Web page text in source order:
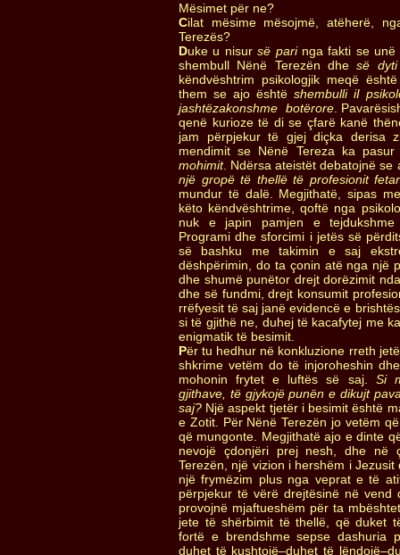
Mësimet për ne?
Cilat mësime mësojmë, atëherë,
Terezës?
Duke u nisursë paringa fakti se unë
shembull Nënë Terezën dhesë dyti
këndvështrim psikologjik meqë
them se ajo është shembulli iI
jashtëzakonshme botërore.
qenë kurioze të di se çfarë kanë
jam përpjekur të gjej diçka derisa
mendimit se Nënë Tereza ka
mohimit. Ndërsa ateistët debatojnë se
një gropë të thellë të profesionit fetar
mundur të dalë. Megjithatë, sipas
këto këndvështrime, qoftë nga
nuk e japin pamjen e
Programi dhe sforcimi i jetës së
së bashku me takimin e saj
dëshpërimin, do ta çonin atë nga një
dhe shumë punëtor drejt dorëzimit
dhe së fundmi, drejt konsumit
rrëfyesit të saj janë evidencë e
si të gjithë ne, duhej të kacafytej me
enigmatik të besimit.
Për tu hedhur në konkluzione rreth
shkrime vetëm do të injoroheshin
mohonin frytet e luftës së saj. Si
gjithave, të gjykojë punën e dikujt
saj? Një aspekt tjetër i besimit është
e Zotit. Për Nënë Terezën jo vetëm
që mungonte. Megjithatë ajo e dinte
nevojë çdonjëri prej nesh, dhe në
Terezën, një vizion i hershëm i
një frymëzim plus nga veprat e të
përpjekur të vërë drejtësinë në vend
provojnë mjaftueshëm për ta
jete të shërbimit të thellë, që duket
fortë e brendshme sepse dashuria
duhet të kushtojë–duhet të